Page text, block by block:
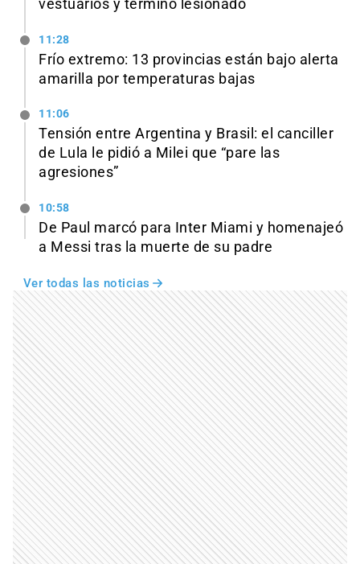
vestuarios y terminó lesionado
11:28
Frío extremo: 13 provincias están bajo alerta
amarilla por temperaturas bajas
11:06
Tensión entre Argentina y Brasil: el canciller
de Lula le pidió a Milei que “pare las
agresiones”
10:58
De Paul marcó para Inter Miami y homenajeó
a Messi tras la muerte de su padre
Ver todas las noticias